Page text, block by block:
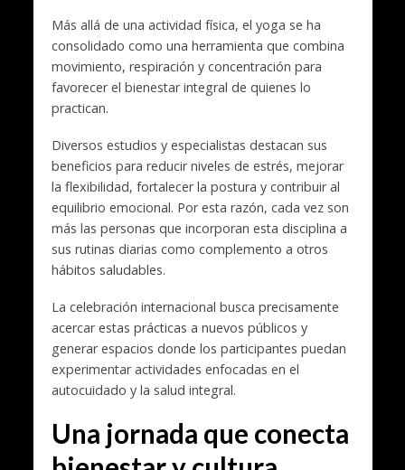
Más allá de una actividad física, el yoga se ha
consolidado como una herramienta que combina
movimiento, respiración y concentración para
favorecer el bienestar integral de quienes lo
practican.
Diversos estudios y especialistas destacan sus
beneficios para reducir niveles de estrés, mejorar
la flexibilidad, fortalecer la postura y contribuir al
equilibrio emocional. Por esta razón, cada vez son
más las personas que incorporan esta disciplina a
sus rutinas diarias como complemento a otros
hábitos saludables.
La celebración internacional busca precisamente
acercar estas prácticas a nuevos públicos y
generar espacios donde los participantes puedan
experimentar actividades enfocadas en el
autocuidado y la salud integral.
Una jornada que conecta